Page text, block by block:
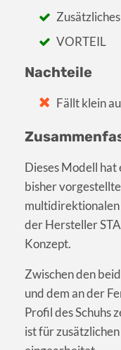
VORTEIL
Nachteile
Fällt klein
Dieses Modell hat
bisher
multidirektionalen
der Hersteller
Konzept.
Zwischen den
und dem an der
Profil des Schuhs
ist für